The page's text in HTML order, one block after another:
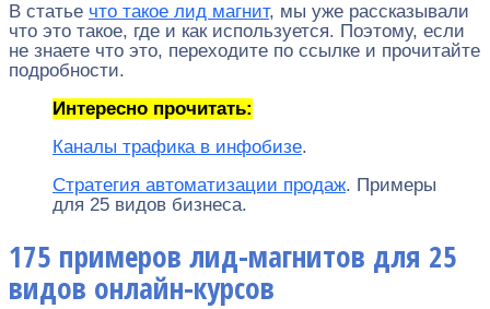
В статье что такое лид магнит, мы уже рассказывали
что это такое, где и как используется. Поэтому, если
не знаете что это, переходите по ссылке и прочитайте
подробности.
Интересно прочитать:
Каналы трафика в инфобизе.
Стратегия автоматизации продаж. Примеры
для 25 видов бизнеса.
175 примеров лид-магнитов для 25
видов онлайн-курсов